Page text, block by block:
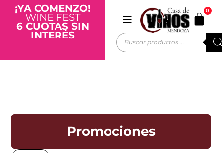
¡YA COMENZO!
WINE FEST
6 CUOTAS SIN
INTERÉS
0
Promociones